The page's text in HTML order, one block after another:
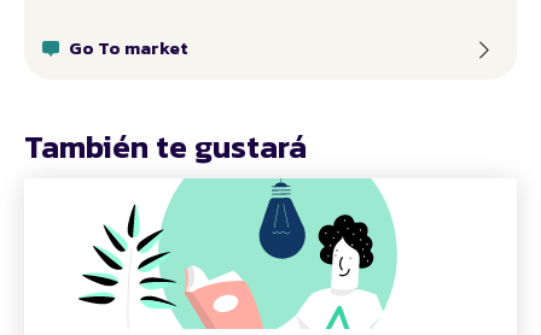
Go To market
También te gustará